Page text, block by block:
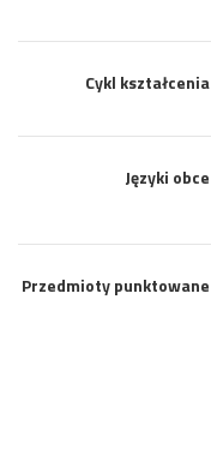
Cykl kształcenia
Języki obce
Przedmioty punktowane